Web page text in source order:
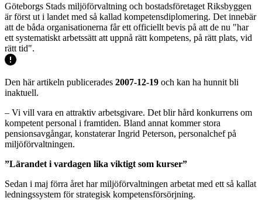
Göteborgs Stads miljöförvaltning och bostadsföretaget Riksbyggen
är först ut i landet med så kallad kompetensdiplomering. Det innebär
att de båda organisationerna får ett officiellt bevis på att de nu "har
ett systematiskt arbetssätt att uppnå rätt kompetens, på rätt plats, vid
rätt tid".
Den här artikeln publicerades 2007-12-19 och kan ha hunnit bli
inaktuell.
– Vi vill vara en attraktiv arbetsgivare. Det blir hård konkurrens om
kompetent personal i framtiden. Bland annat kommer stora
pensionsavgångar, konstaterar Ingrid Peterson, personalchef på
miljöförvaltningen.
”Lärandet i vardagen lika viktigt som kurser”
Sedan i maj förra året har miljöförvaltningen arbetat med ett så kallat
ledningssystem för strategisk kompetensförsörjning.